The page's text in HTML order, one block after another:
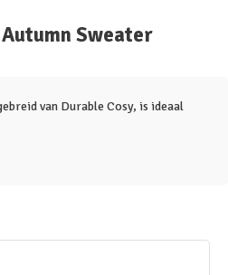
Sweater
van Durable Cosy, is ideaal